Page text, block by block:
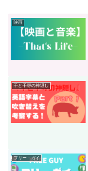
映画
千と千尋の神隠し
フリー・ガイ